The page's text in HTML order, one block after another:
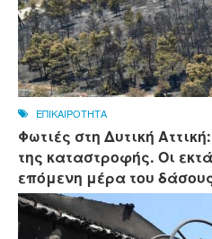
ΕΠΙΚΑΙΡΟΤΗΤΑ
Φωτιές στη Δυτική
της καταστροφής. Οι
επόμενη μέρα του